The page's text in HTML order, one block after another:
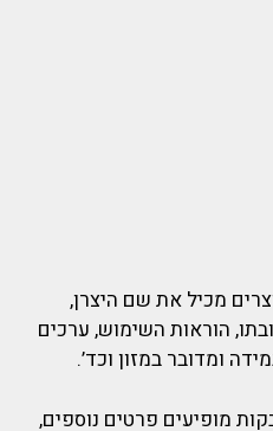
מכיל את שם היצרן,
הוראות השימוש, ערכים
ומדובר במזון וכד’.
מופיעים פרטים נוספים,